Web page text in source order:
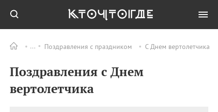
Поздравления с праздником С Днем вертолетчика
Поздравления с Днем
вертолетчика
ПРАЗДНИКИ Все
09.08 День памяти жертв